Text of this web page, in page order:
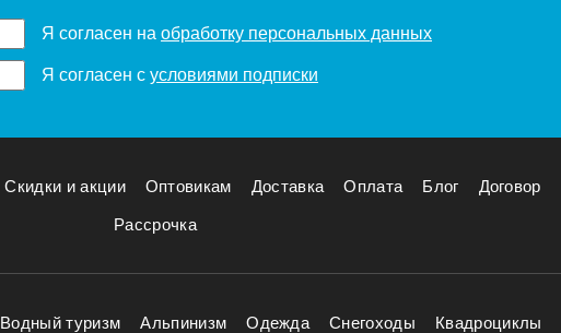
Я согласен на обработку персональных данных
Я согласен с условиями подписки
Скидки и акции Оптовикам Доставка Оплата Блог Договор
Рассрочка
Водный туризм Альпинизм Одежда Снегоходы Квадроциклы